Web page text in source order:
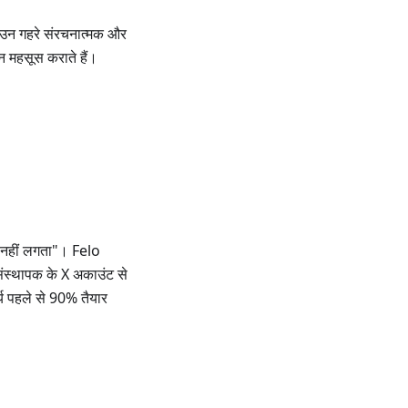
गहरे संरचनात्मक और
महसूस कराते हैं।
लगता"। Felo
के X अकाउंट से
पहले से 90% तैयार